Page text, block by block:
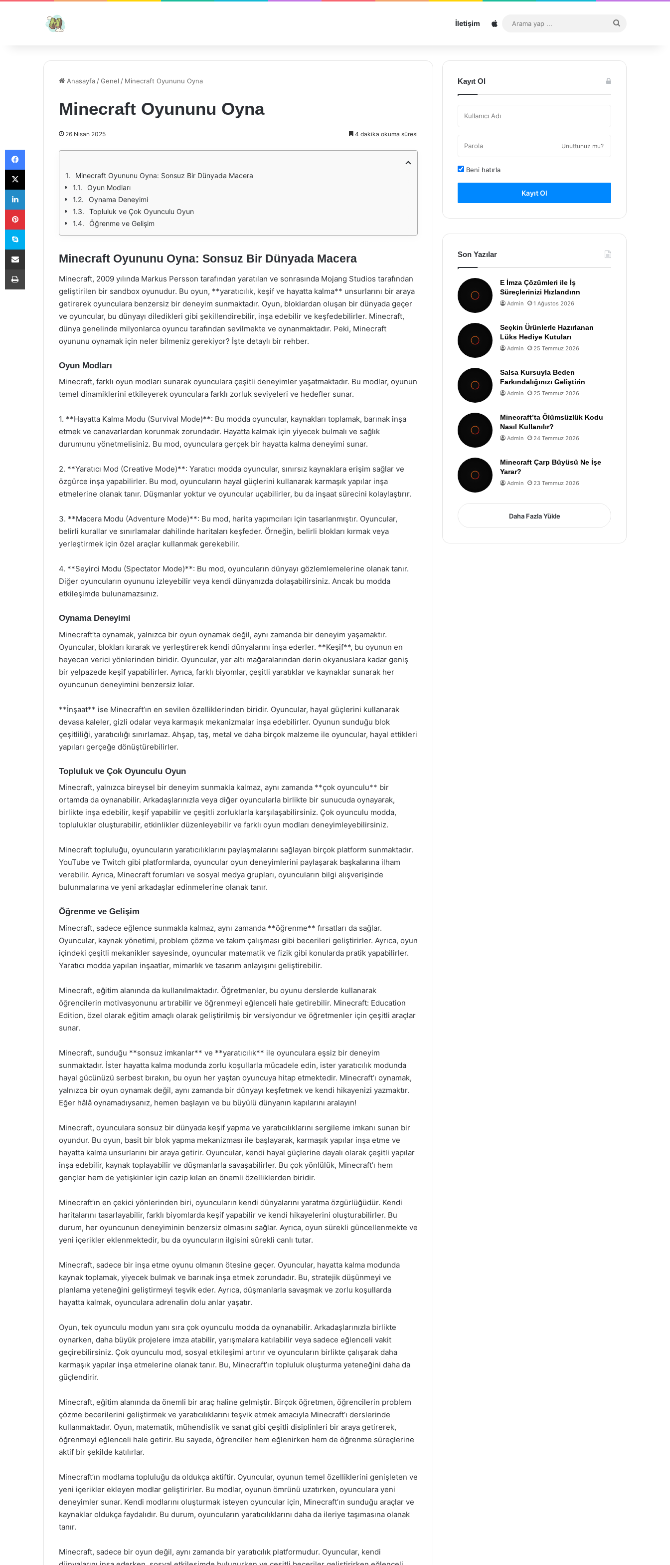
İletişim Sitemap
...
Anasayfa /Genel / Minecraft Oyununu Oyna
Minecraft Oyununu Oyna
26 Nisan 2025 4 dakika okuma süresi
Minecraft Oyununu Oyna: Sonsuz Bir Dünyada Macera
Oyun Modları
Oynama Deneyimi
Topluluk ve Çok Oyunculu Oyun
Öğrenme ve Gelişim
Minecraft Oyununu Oyna: Sonsuz Bir Dünyada Macera
Minecraft, 2009 yılında Markus Persson tarafından yaratılan ve sonrasında Mojang Studios tarafından
geliştirilen bir sandbox oyunudur. Bu oyun, **yaratıcılık, keşif ve hayatta kalma** unsurlarını bir araya
getirerek oyunculara benzersiz bir deneyim sunmaktadır. Oyun, bloklardan oluşan bir dünyada geçer
ve oyuncular, bu dünyayı diledikleri gibi şekillendirebilir, inşa edebilir ve keşfedebilirler. Minecraft,
dünya genelinde milyonlarca oyuncu tarafından sevilmekte ve oynanmaktadır. Peki, Minecraft
oyununu oynamak için neler bilmeniz gerekiyor? İşte detaylı bir rehber.
Oyun Modları
Minecraft, farklı oyun modları sunarak oyunculara çeşitli deneyimler yaşatmaktadır. Bu modlar, oyunun
temel dinamiklerini etkileyerek oyunculara farklı zorluk seviyeleri ve hedefler sunar.
1. **Hayatta Kalma Modu (Survival Mode)**: Bu modda oyuncular, kaynakları toplamak, barınak inşa
etmek ve canavarlardan korunmak zorundadır. Hayatta kalmak için yiyecek bulmalı ve sağlık
durumunu yönetmelisiniz. Bu mod, oyunculara gerçek bir hayatta kalma deneyimi sunar.
2. **Yaratıcı Mod (Creative Mode)**: Yaratıcı modda oyuncular, sınırsız kaynaklara erişim sağlar ve
özgürce inşa yapabilirler. Bu mod, oyuncuların hayal güçlerini kullanarak karmaşık yapılar inşa
etmelerine olanak tanır. Düşmanlar yoktur ve oyuncular uçabilirler, bu da inşaat sürecini kolaylaştırır.
3. **Macera Modu (Adventure Mode)**: Bu mod, harita yapımcıları için tasarlanmıştır. Oyuncular,
belirli kurallar ve sınırlamalar dahilinde haritaları keşfeder. Örneğin, belirli blokları kırmak veya
yerleştirmek için özel araçlar kullanmak gerekebilir.
4. **Seyirci Modu (Spectator Mode)**: Bu mod, oyuncuların dünyayı gözlemlemelerine olanak tanır.
Diğer oyuncuların oyununu izleyebilir veya kendi dünyanızda dolaşabilirsiniz. Ancak bu modda
etkileşimde bulunamazsınız.
Oynama Deneyimi
Minecraft’ta oynamak, yalnızca bir oyun oynamak değil, aynı zamanda bir deneyim yaşamaktır.
Oyuncular, blokları kırarak ve yerleştirerek kendi dünyalarını inşa ederler. **Keşif**, bu oyunun en
heyecan verici yönlerinden biridir. Oyuncular, yer altı mağaralarından derin okyanuslara kadar geniş
bir yelpazede keşif yapabilirler. Ayrıca, farklı biyomlar, çeşitli yaratıklar ve kaynaklar sunarak her
oyuncunun deneyimini benzersiz kılar.
**İnşaat** ise Minecraft’ın en sevilen özelliklerinden biridir. Oyuncular, hayal güçlerini kullanarak
devasa kaleler, gizli odalar veya karmaşık mekanizmalar inşa edebilirler. Oyunun sunduğu blok
çeşitliliği, yaratıcılığı sınırlamaz. Ahşap, taş, metal ve daha birçok malzeme ile oyuncular, hayal ettikleri
yapıları gerçeğe dönüştürebilirler.
Topluluk ve Çok Oyunculu Oyun
Minecraft, yalnızca bireysel bir deneyim sunmakla kalmaz, aynı zamanda **çok oyunculu** bir
ortamda da oynanabilir. Arkadaşlarınızla veya diğer oyuncularla birlikte bir sunucuda oynayarak,
birlikte inşa edebilir, keşif yapabilir ve çeşitli zorluklarla karşılaşabilirsiniz. Çok oyunculu modda,
topluluklar oluşturabilir, etkinlikler düzenleyebilir ve farklı oyun modları deneyimleyebilirsiniz.
Minecraft topluluğu, oyuncuların yaratıcılıklarını paylaşmalarını sağlayan birçok platform sunmaktadır.
YouTube ve Twitch gibi platformlarda, oyuncular oyun deneyimlerini paylaşarak başkalarına ilham
verebilir. Ayrıca, Minecraft forumları ve sosyal medya grupları, oyuncuların bilgi alışverişinde
bulunmalarına ve yeni arkadaşlar edinmelerine olanak tanır.
Öğrenme ve Gelişim
Minecraft, sadece eğlence sunmakla kalmaz, aynı zamanda **öğrenme** fırsatları da sağlar.
Oyuncular, kaynak yönetimi, problem çözme ve takım çalışması gibi becerileri geliştirirler. Ayrıca, oyun
içindeki çeşitli mekanikler sayesinde, oyuncular matematik ve fizik gibi konularda pratik yapabilirler.
Yaratıcı modda yapılan inşaatlar, mimarlık ve tasarım anlayışını geliştirebilir.
Minecraft, eğitim alanında da kullanılmaktadır. Öğretmenler, bu oyunu derslerde kullanarak
öğrencilerin motivasyonunu artırabilir ve öğrenmeyi eğlenceli hale getirebilir. Minecraft: Education
Edition, özel olarak eğitim amaçlı olarak geliştirilmiş bir versiyondur ve öğretmenler için çeşitli araçlar
sunar.
Minecraft, sunduğu **sonsuz imkanlar** ve **yaratıcılık** ile oyunculara eşsiz bir deneyim
sunmaktadır. İster hayatta kalma modunda zorlu koşullarla mücadele edin, ister yaratıcılık modunda
hayal gücünüzü serbest bırakın, bu oyun her yaştan oyuncuya hitap etmektedir. Minecraft’ı oynamak,
yalnızca bir oyun oynamak değil, aynı zamanda bir dünyayı keşfetmek ve kendi hikayenizi yazmaktır.
Eğer hâlâ oynamadıysanız, hemen başlayın ve bu büyülü dünyanın kapılarını aralayın!
Minecraft, oyunculara sonsuz bir dünyada keşif yapma ve yaratıcılıklarını sergileme imkanı sunan bir
oyundur. Bu oyun, basit bir blok yapma mekanizması ile başlayarak, karmaşık yapılar inşa etme ve
hayatta kalma unsurlarını bir araya getirir. Oyuncular, kendi hayal güçlerine dayalı olarak çeşitli yapılar
inşa edebilir, kaynak toplayabilir ve düşmanlarla savaşabilirler. Bu çok yönlülük, Minecraft’ı hem
gençler hem de yetişkinler için cazip kılan en önemli özelliklerden biridir.
Minecraft’ın en çekici yönlerinden biri, oyuncuların kendi dünyalarını yaratma özgürlüğüdür. Kendi
haritalarını tasarlayabilir, farklı biyomlarda keşif yapabilir ve kendi hikayelerini oluşturabilirler. Bu
durum, her oyuncunun deneyiminin benzersiz olmasını sağlar. Ayrıca, oyun sürekli güncellenmekte ve
yeni içerikler eklenmektedir, bu da oyuncuların ilgisini sürekli canlı tutar.
Minecraft, sadece bir inşa etme oyunu olmanın ötesine geçer. Oyuncular, hayatta kalma modunda
kaynak toplamak, yiyecek bulmak ve barınak inşa etmek zorundadır. Bu, stratejik düşünmeyi ve
planlama yeteneğini geliştirmeyi teşvik eder. Ayrıca, düşmanlarla savaşmak ve zorlu koşullarda
hayatta kalmak, oyunculara adrenalin dolu anlar yaşatır.
Oyun, tek oyunculu modun yanı sıra çok oyunculu modda da oynanabilir. Arkadaşlarınızla birlikte
oynarken, daha büyük projelere imza atabilir, yarışmalara katılabilir veya sadece eğlenceli vakit
geçirebilirsiniz. Çok oyunculu mod, sosyal etkileşimi artırır ve oyuncuların birlikte çalışarak daha
karmaşık yapılar inşa etmelerine olanak tanır. Bu, Minecraft’ın topluluk oluşturma yeteneğini daha da
güçlendirir.
Minecraft, eğitim alanında da önemli bir araç haline gelmiştir. Birçok öğretmen, öğrencilerin problem
çözme becerilerini geliştirmek ve yaratıcılıklarını teşvik etmek amacıyla Minecraft’ı derslerinde
kullanmaktadır. Oyun, matematik, mühendislik ve sanat gibi çeşitli disiplinleri bir araya getirerek,
öğrenmeyi eğlenceli hale getirir. Bu sayede, öğrenciler hem eğlenirken hem de öğrenme süreçlerine
aktif bir şekilde katılırlar.
Minecraft’ın modlama topluluğu da oldukça aktiftir. Oyuncular, oyunun temel özelliklerini genişleten ve
yeni içerikler ekleyen modlar geliştirirler. Bu modlar, oyunun ömrünü uzatırken, oyunculara yeni
deneyimler sunar. Kendi modlarını oluşturmak isteyen oyuncular için, Minecraft’ın sunduğu araçlar ve
kaynaklar oldukça faydalıdır. Bu durum, oyuncuların yaratıcılıklarını daha da ileriye taşımasına olanak
tanır.
Minecraft, sadece bir oyun değil, aynı zamanda bir yaratıcılık platformudur. Oyuncular, kendi
Kayıt Ol
Unuttunuz mu?
Beni hatırla
Kayıt Ol
Son Yazılar
E İmza Çözümleri ile İş
Süreçlerinizi Hızlandırın
Admin 1 Ağustos 2026
Seçkin Ürünlerle Hazırlanan
Lüks Hediye Kutuları
Admin 25 Temmuz 2026
Salsa Kursuyla Beden
Farkındalığınızı Geliştirin
Admin 25 Temmuz 2026
Minecraft’ta Ölümsüzlük Kodu
Nasıl Kullanılır?
Admin 24 Temmuz 2026
Minecraft Çarp Büyüsü Ne İşe
Yarar?
Admin 23 Temmuz 2026
Daha Fazla Yükle
Facebook
X
LinkedIn
Pinterest
Skype
E-Posta ile paylaş